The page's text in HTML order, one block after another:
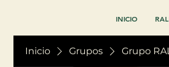
INICIO
Inicio Grupos Grupo